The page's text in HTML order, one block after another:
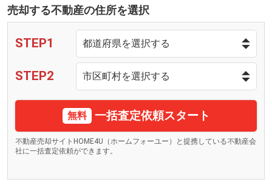
売却する不動産の住所を選択
STEP1
STEP2
無料 一括査定依頼スタート
不動産売却サイトHOME4U（ホームフォーユー）と提携している不動産会
社に一括査定依頼ができます。